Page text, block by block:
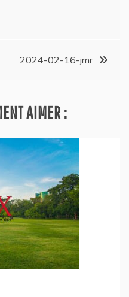
2024-02-16-jmr
AIMER :